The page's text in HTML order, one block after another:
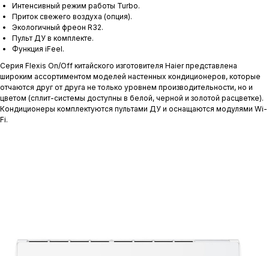
Интенсивный режим работы Turbo.
Приток свежего воздуха (опция).
Экологичный фреон R32.
Пульт ДУ в комплекте.
Функция iFeel.
Серия Flexis On/Off китайского изготовителя Haier представлена
широким ассортиментом моделей настенных кондиционеров, которые
отчаются друг от друга не только уровнем производительности, но и
цветом (сплит-системы доступны в белой, черной и золотой расцветке).
Кондиционеры комплектуются пультами ДУ и оснащаются модулями Wi-
Fi.